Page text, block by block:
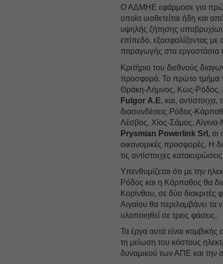
Ο ΑΔΜΗΕ εφάρμοσε για
οποία υιοθετείται ήδη και
υψηλής ζήτησης
επίπεδο, εξασφαλίζοντας
παραγωγής στα εργοστάσια
Κριτήριο του διεθνούς
προσφορά. Το πρώτο τμήμα
Θράκη-Λήμνος, Κως-Ρόδος,
Fulgor Α.Ε. και,
διασυνδέσεις Ρόδος-
Λέσβος, Χίος-Σάμος, Αίγινα-
Prysmian Powerlink Srl, οι
οικονομικές προσφορές. Η
τις αντίστοιχες
Υπενθυμίζεται ότι με την
Ρόδος και η Κάρπαθος θα
Κορίνθου, σε δύο διακριτές
Αιγαίου θα περιλαμβάνει
υλοποιηθεί σε τρεις φάσεις.
Τα έργα αυτά είναι κομβικής
τη μείωση του κόστους
δυναμικού των ΑΠΕ και την